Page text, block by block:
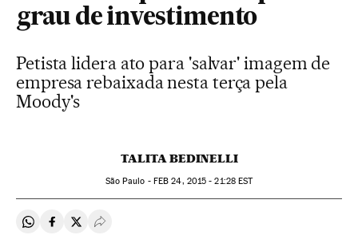
grau de investimento
Petista lidera ato para 'salvar' imagem de
empresa rebaixada nesta terça pela
Moody's
TALITA BEDINELLI
São Paulo - FEB 24, 2015 - 21:28EST
Compartir en Whatsapp
Compartir en Facebook
Compartir en Twitter
Desplegar Redes Sociales